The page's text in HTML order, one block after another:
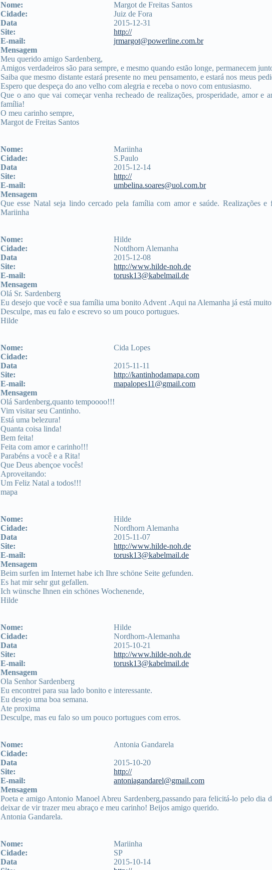
Nome:
Margot de Freitas Santos
Cidade:
Juiz de Fora
Data
2015-12-31
Site:
http://
E-mail:
jrmargot@powerline.com.br
Mensagem
Meu querido amigo Sardenberg,
Amigos verdadeiros são para sempre, e mesmo quando estão longe, permanecem
Saiba que mesmo distante estará presente no meu pensamento, e estará nos meus
Espero que despeça do ano velho com alegria e receba o novo com entusiasmo.
Que o ano que vai começar venha recheado de realizações, prosperidade, amor
família!
O meu carinho sempre,
Margot de Freitas Santos
Nome:
Mariinha
Cidade:
S.Paulo
Data
2015-12-14
Site:
http://
E-mail:
umbelina.soares@uol.com.br
Mensagem
Que esse Natal seja lindo cercado pela família com amor e saúde. Realizações
Mariinha
Nome:
Hilde
Cidade:
Notdhorn Alemanha
Data
2015-12-08
Site:
http://www.hilde-noh.de
E-mail:
torusk13@kabelmail.de
Mensagem
Olá Sr. Sardenberg
Eu desejo que você e sua família uma bonito Advent .Aqui na Alemanha já está
Desculpe, mas eu falo e escrevo so um pouco portugues.
Hilde
Nome:
Cida Lopes
Cidade:
Data
2015-11-11
Site:
http://kantinhodamapa.com
E-mail:
mapalopes11@gmail.com
Mensagem
Olá Sardenberg,quanto tempoooo!!!
Vim visitar seu Cantinho.
Está uma belezura!
Quanta coisa linda!
Bem feita!
Feita com amor e carinho!!!
Parabéns a você e a Rita!
Que Deus abençoe vocês!
Aproveitando:
Um Feliz Natal a todos!!!
mapa
Nome:
Hilde
Cidade:
Nordhorn Alemanha
Data
2015-11-07
Site:
http://www.hilde-noh.de
E-mail:
torusk13@kabelmail.de
Mensagem
Beim surfen im Internet habe ich Ihre schöne Seite gefunden.
Es hat mir sehr gut gefallen.
Ich wünsche Ihnen ein schönes Wochenende,
Hilde
Nome:
Hilde
Cidade:
Nordhorn-Alemanha
Data
2015-10-21
Site:
http://www.hilde-noh.de
E-mail:
torusk13@kabelmail.de
Mensagem
Ola Senhor Sardenberg
Eu encontrei para sua lado bonito e interessante.
Eu desejo uma boa semana.
Ate proxima
Desculpe, mas eu falo so um pouco portugues com erros.
Nome:
Antonia Gandarela
Cidade:
Data
2015-10-20
Site:
http://
E-mail:
antoniagandarel@gmail.com
Mensagem
Poeta e amigo Antonio Manoel Abreu Sardenberg,passando para felicitá-lo pelo dia
deixar de vir trazer meu abraço e meu carinho! Beijos amigo querido.
Antonia Gandarela.
Nome:
Mariinha
Cidade:
SP
Data
2015-10-14